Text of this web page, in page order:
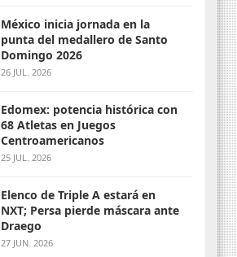
México inicia jornada en la
punta del medallero de Santo
Domingo 2026
26 JUL. 2026
Edomex: potencia histórica con
68 Atletas en Juegos
Centroamericanos
25 JUL. 2026
Elenco de Triple A estará en
NXT; Persa pierde máscara ante
Draego
27 JUN. 2026